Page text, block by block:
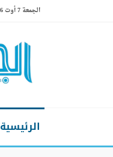
الجمعة 7 أوت 2026 | 24 صفر 1448
الرئيسية